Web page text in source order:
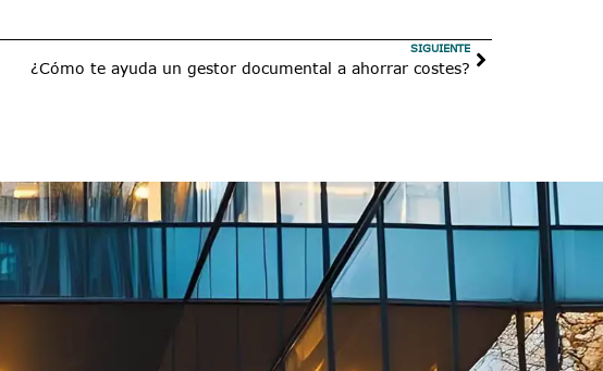
SIGUIENTE
¿Cómo te ayuda un gestor documental a ahorrar costes?